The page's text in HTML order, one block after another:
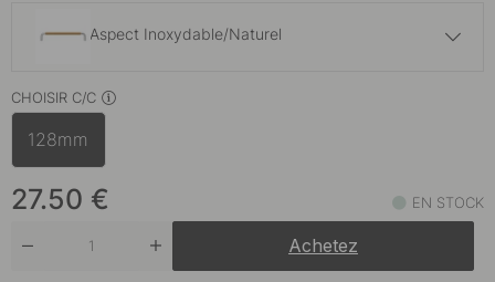
Aspect Inoxydable/Naturel
CHOISIR C/C
128mm
27.50 € EN STOCK
Achetez